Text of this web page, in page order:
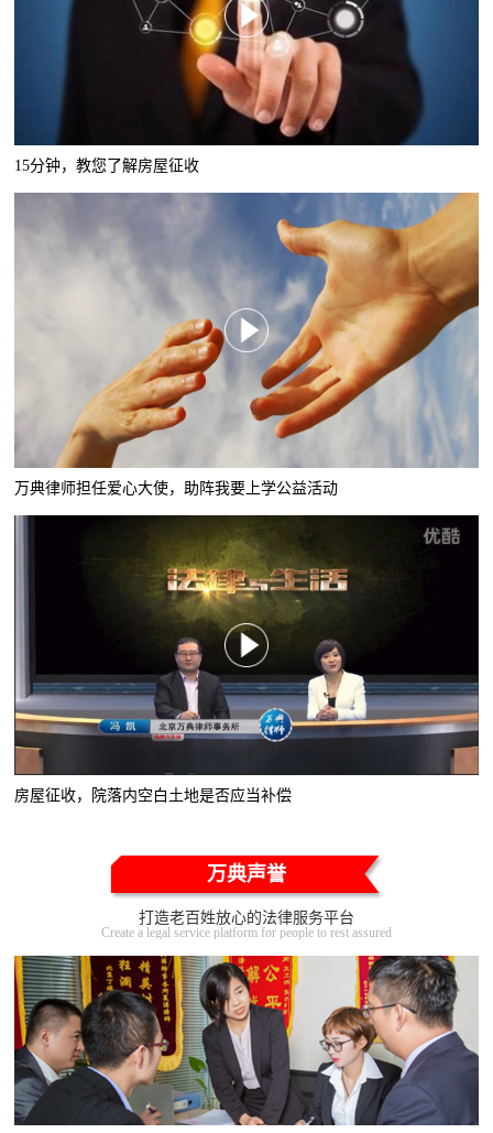
15分钟，教您了解房屋征收
万典律师担任爱心大使，助阵我要上学公益活动
房屋征收，院落内空白土地是否应当补偿
万典声誉
打造老百姓放心的法律服务平台
Create a legal service platform for people to rest assured